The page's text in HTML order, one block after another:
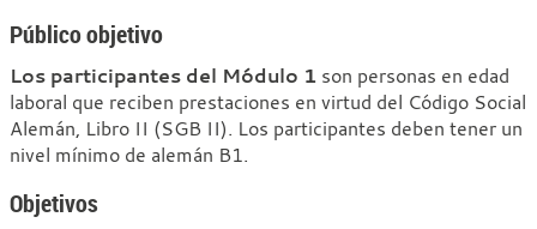
Público objetivo
Los participantes del Módulo 1 son personas en edad
laboral que reciben prestaciones en virtud del Código Social
Alemán, Libro II (SGB II). Los participantes deben tener un
nivel mínimo de alemán B1.
Objetivos